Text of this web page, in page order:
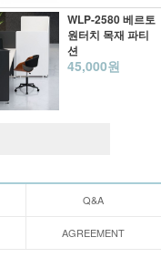
WLP-2580 베르토
원터치 목재 파티
션
45,000원
Q&A
AGREEMENT